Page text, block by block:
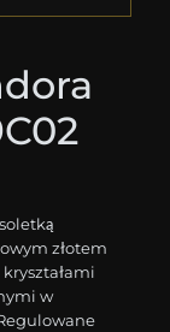
złotem
w